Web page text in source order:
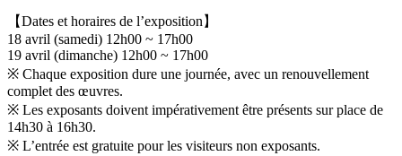
【Dates et horaires de l’exposition】
18 avril (samedi) 12h00 ~ 17h00
19 avril (dimanche) 12h00 ~ 17h00
※ Chaque exposition dure une journée, avec un renouvellement
complet des œuvres.
※ Les exposants doivent impérativement être présents sur place de
14h30 à 16h30.
※ L’entrée est gratuite pour les visiteurs non exposants.